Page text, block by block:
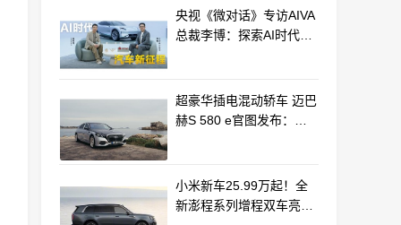
央视《微对话》专访AIVA
总裁李博：探索AI时代汽
超豪华插电混动轿车 迈巴
赫S 580 e官图发布：老
小米新车25.99万起！全
新澎程系列增程双车亮相